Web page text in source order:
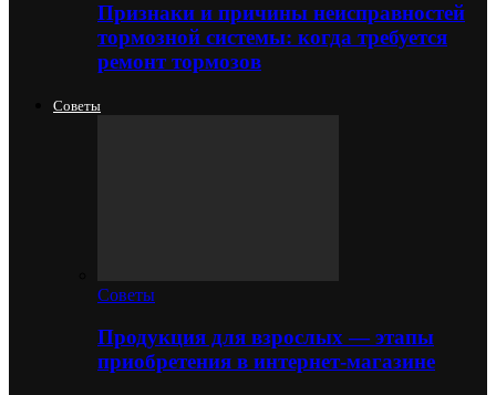
Признаки и причины неисправностей
тормозной системы: когда требуется
ремонт тормозов
Советы
Советы
Продукция для взрослых — этапы
приобретения в интернет-магазине